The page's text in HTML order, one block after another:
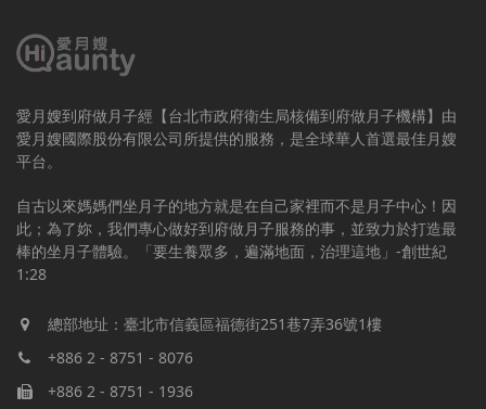
愛月嫂到府做月子經【台北市政府衛生局核備到府做月子機構】由
愛月嫂國際股份有限公司所提供的服務，是全球華人首選最佳月嫂
平台。
自古以來媽媽們坐月子的地方就是在自己家裡而不是月子中心！因
此；為了妳，我們專心做好到府做月子服務的事，並致力於打造最
棒的坐月子體驗。「要生養眾多，遍滿地面，治理這地」-創世紀
1:28
總部地址：臺北市信義區福德街251巷7弄36號1樓
+886 2 - 8751 - 8076
+886 2 - 8751 - 1936